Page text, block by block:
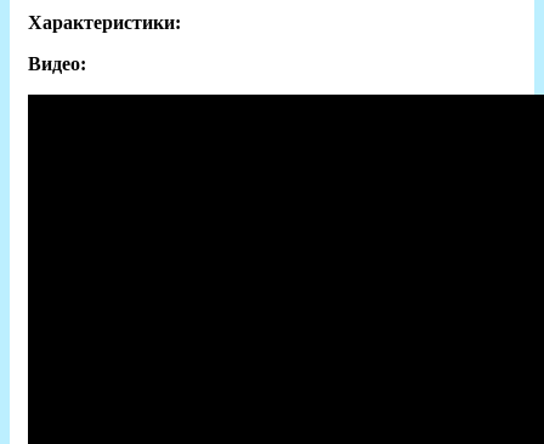
Характеристики:
Видео: